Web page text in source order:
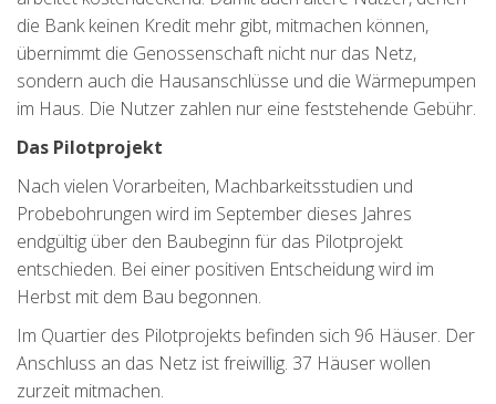
die Bank keinen Kredit mehr gibt, mitmachen können,
übernimmt die Genossenschaft nicht nur das Netz,
sondern auch die Hausanschlüsse und die Wärmepumpen
im Haus. Die Nutzer zahlen nur eine feststehende Gebühr.
Das Pilotprojekt
Nach vielen Vorarbeiten, Machbarkeitsstudien und
Probebohrungen wird im September dieses Jahres
endgültig über den Baubeginn für das Pilotprojekt
entschieden. Bei einer positiven Entscheidung wird im
Herbst mit dem Bau begonnen.
Im Quartier des Pilotprojekts befinden sich 96 Häuser. Der
Anschluss an das Netz ist freiwillig. 37 Häuser wollen
zurzeit mitmachen.